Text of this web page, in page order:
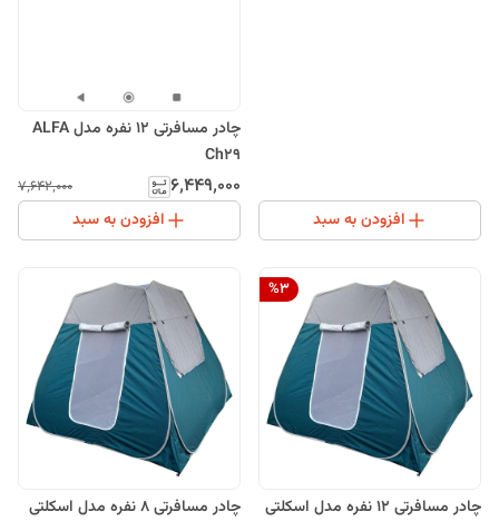
افزودن به سبد
چادر مسافرتی 12 نفره مدل ALFA
Ch29
۶٬۴۴۹٬۰۰۰ ۷٬۶۴۲٬۰۰۰
افزودن به سبد
%3
چادر مسافرتی 12 نفره مدل اسکلتی
چادر مسافرتی 8 نفره مدل اسکلتی